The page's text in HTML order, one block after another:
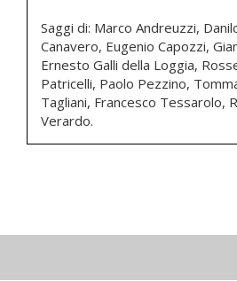
Saggi di: Marco Andreuzzi,
Canavero, Eugenio Capozzi,
Ernesto Galli della Loggia,
Patricelli, Paolo Pezzino,
Tagliani, Francesco Tessarolo,
Verardo.